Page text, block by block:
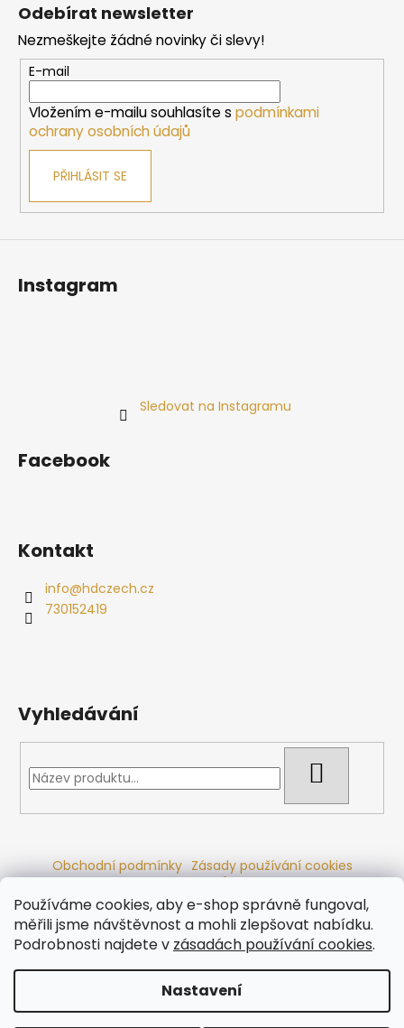
Používáme cookies, aby e-shop správně fungoval,
měřili jsme návštěvnost a mohli zlepšovat nabídku.
Podrobnosti najdete v zásadách používání cookies.
Nastavení
"A"
6X19
BRONZE
590X1890
MM
767
Kč
Odebírat newsletter
Nezmeškejte žádné novinky či slevy!
E-mail
Vložením e-mailu souhlasíte s podmínkami
ochrany osobních údajů
PŘIHLÁSIT SE
Instagram
Sledovat na Instagramu
Facebook
Kontakt
info@hdczech.cz
730152419
Vyhledávání
Obchodní podmínky Zásady používání cookies
Ochrana osobních údajů Dřevěné sauny
Odstoupení od smlouvy Reklamační řád Kontakty
Koupací sudy
Radiátory